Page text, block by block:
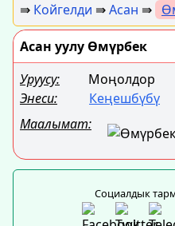
⇛ Койгелди ⇛Асан ⇛
Асан уулу Өмүрбек
Уруусу:
Моңолдор
Энеси:
Кеңешбүбү
Маалымат:
Социалдык